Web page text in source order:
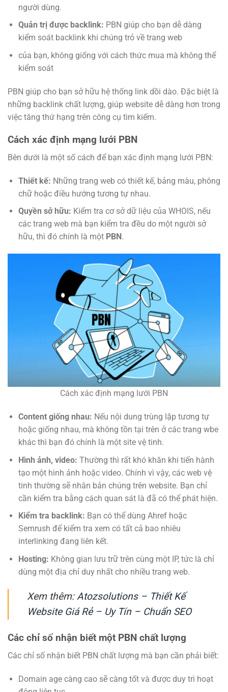
người dùng.
Quản trị được backlink: PBN giúp cho bạn dễ dàng
kiểm soát backlink khi chúng trỏ về trang web
của bạn, không giống với cách thức mua mà không thể
kiểm soát
PBN giúp cho bạn sở hữu hệ thống link dồi dào. Đặc biệt là
những backlink chất lượng, giúp website dễ dàng hơn trong
việc tăng thứ hạng trên công cụ tìm kiếm.
Cách xác định mạng lưới PBN
Bên dưới là một số cách để bạn xác định mạng lưới PBN:
Thiết kế: Những trang web có thiết kế, bảng màu, phông
chữ hoặc điều hướng tương tự nhau.
Quyền sở hữu: Kiểm tra cơ sở dữ liệu của WHOIS, nếu
các trang web mà bạn kiểm tra đều do một người sở
hữu, thì đó chính là một PBN .
Cách xác định mạng lưới PBN
Content giống nhau: Nếu nội dung trùng lặp tương tự
hoặc giống nhau, mà không tồn tại trên ở các trang wbe
khác thì bạn đó chính là một site vệ tinh.
Hình ảnh, video: Thường thì rất khó khăn khi tiến hành
tạo một hình ảnh hoặc video. Chính vì vậy, các web vệ
tinh thường sẽ nhân bản chúng trên website. Bạn chỉ
cần kiểm tra bằng cách quan sát là đã có thể phát hiện.
Kiểm tra backlink: Bạn có thể dùng Ahref hoặc
Semrush để kiểm tra xem có tất cả bao nhiêu
interlinking đang liên kết.
Hosting: Không gian lưu trữ trên cùng một IP, tức là chỉ
dùng một địa chỉ duy nhất cho nhiều trang web.
Xem thêm: Atozsolutions – Thiết Kế
Website Giá Rẻ – Uy Tín – Chuẩn SEO
Các chỉ số nhận biết một PBN chất lượng
Các chỉ số nhận biết PBN chất lượng mà bạn cần phải biết:
Domain age càng cao sẽ càng tốt và được duy trì hoạt